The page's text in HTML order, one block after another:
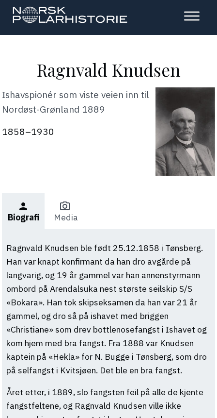
Hopp
hovedinnholdet
Polarhistorie
Ragnvald Knudsen
Ishavspionér som viste veien inn til
Nordøst-Grønland 1889
1858–1930
person
Biografi
photo_camera
Media
Ragnvald Knudsen ble født 25.12.1858 i Tønsberg.
Han var knapt konfirmant da han dro avgårde på
langvarig, og 19 år gammel var han annenstyrmann
ombord på Arendalsuka nest største seilskip S/S
«Bokara». Han tok skipseksamen da han var 21 år
gammel, og dro så på ishavet med briggen
«Christiane» som drev bottlenosefangst i Ishavet og
kom hjem med bra fangst. Fra 1888 var Knudsen
kaptein på «Hekla» for N. Bugge i Tønsberg, som dro
på selfangst i Kvitsjøen. Det ble en bra fangst.
Året etter, i 1889, slo fangsten feil på alle de kjente
fangstfeltene, og Ragnvald Knudsen ville ikke